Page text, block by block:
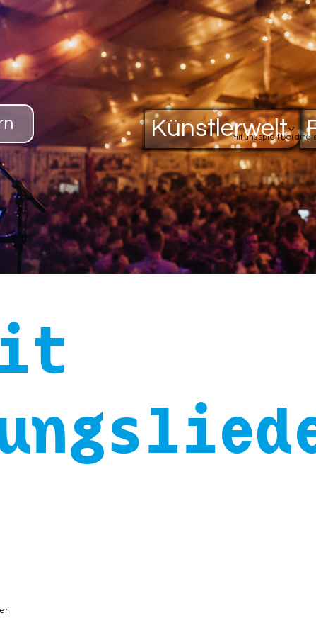
Mit uns spielt bei dir
Künstlerwelt